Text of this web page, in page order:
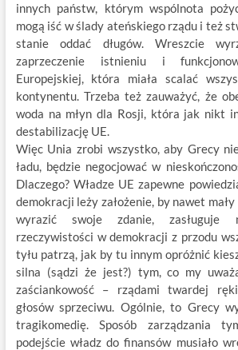
innych państw, którym wspólnota
mogą iść w ślady ateńskiego rządu i też
stanie oddać długów. Wreszcie
zaprzeczenie istnieniu i
Europejskiej, która miała scalać
kontynentu. Trzeba też zauważyć, że
woda na młyn dla Rosji, która jak nikt
destabilizację UE.
Więc Unia zrobi wszystko, aby Grecy
ładu, będzie negocjować w
Dlaczego? Władze UE zapewne
demokracji leży założenie, by nawet
wyrazić swoje zdanie, zasługuje
rzeczywistości w demokracji z przodu
tyłu patrzą, jak by tu innym opróżnić
silna (sądzi że jest?) tym, co my
zaściankowość – rządami twardej
głosów sprzeciwu. Ogólnie, to Grecy
tragikomedię. Sposób zarządzania
podejście władz do finansów musiało